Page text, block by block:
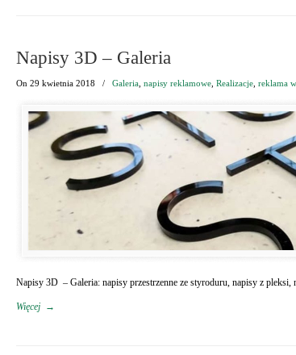
Napisy 3D – Galeria
On 29 kwietnia 2018 / Galeria napisy reklamowe Realizacje reklama
Napisy 3D – Galeria: napisy przestrzenne ze styroduru, napisy z
Więcej →